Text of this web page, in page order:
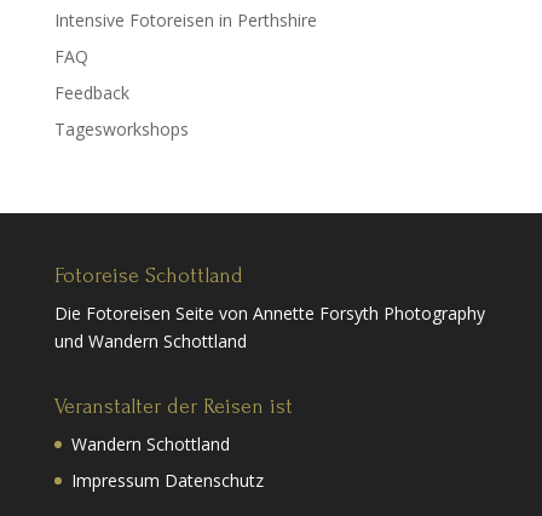
Intensive Fotoreisen in Perthshire
FAQ
Feedback
Tagesworkshops
Fotoreise Schottland
Die Fotoreisen Seite von Annette Forsyth Photography
und Wandern Schottland
Veranstalter der Reisen ist
Wandern Schottland
Impressum Datenschutz